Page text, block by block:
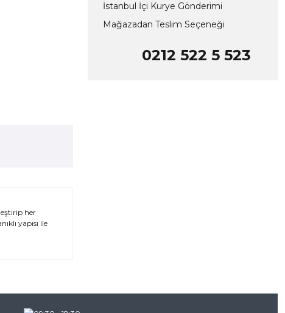
İstanbul İçi Kurye Gönderimi
Mağazadan Teslim Seçeneği
0212 522 5 523
her
yapısı ile